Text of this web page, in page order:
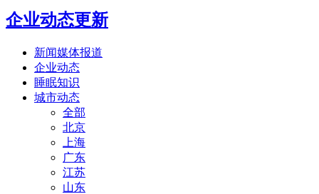
企业动态更新
新闻媒体报道
企业动态
睡眠知识
城市动态
全部
北京
上海
广东
江苏
山东